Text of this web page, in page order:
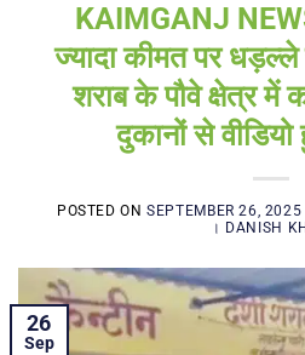
KAIMGANJ
ज्यादा कीमत पर
शराब के पौवे क्षेत्र में
दुकानों से
POSTED ONSEPTEMBER 26, 2025
। DANISH
26
Sep